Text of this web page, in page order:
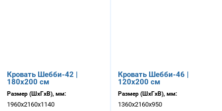
Кровать Шебби-42 |
180х200 см
Размер (ШхГхВ), мм:
1960х2160х1140
Кровать Шебби-46 |
120х200 см
Размер (ШхГхВ), мм:
1360х2160х950